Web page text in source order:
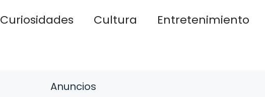
Curiosidades Cultura Entretenimiento
Anuncios